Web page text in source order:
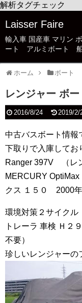
解析タグチェック
Laisser
輸入車 国産車 マリン
ート アルミボート
ホーム ボート
レンジャー ボ
2016/8/24 2019/2/
中古バスボート情報
下取りで入庫してお
Ranger 397V （レ
MERCURY
クス １５０ 2000年
環境対策２サイク
トレーラ 車検 Ｈ２
不要）
珍しいレンジャーの